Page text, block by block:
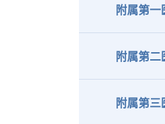
附属第一
附属第二
附属第三